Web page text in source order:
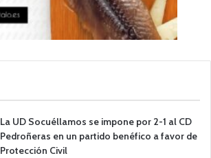
La UD Socuéllamos se impone por 2-1 al CD
Pedroñeras en un partido benéfico a favor de
Protección Civil